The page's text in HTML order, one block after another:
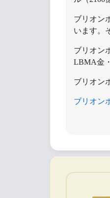
ブリオン
います。
ブリオン
LBMA金
ブリオン
ブリオン